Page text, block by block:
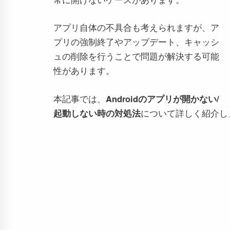
アプリ自体の不具合も考えられますが、ア
プリの強制終了やアップデート、キャッシ
ュの削除を行うことで問題が解決する可能
性があります。
本記事では、 Androidのアプリが開かない/
起動しない時の対処法について詳しく紹介